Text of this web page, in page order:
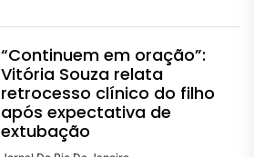
“Continuem em oração”:
Vitória Souza relata
retrocesso clínico do filho
após expectativa de
extubação